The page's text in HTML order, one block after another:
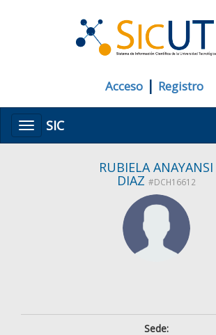
Acceso | Registro
MenúSIC
RUBIELA ANAYANSI
DIAZ #DCH16612
Sede: